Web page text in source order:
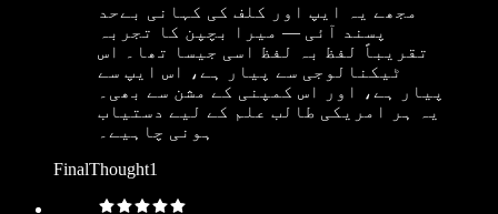
مجھے یہ ایپ اور کلف کی کہانی بےحد
پسند آئی — میرا بچپن کا تجربہ
تقریباً لفظ بہ لفظ اسی جیسا تھا۔ اس
ٹیکنالوجی سے پیار ہے، اس ایپ سے
پیار ہے، اور اس کمپنی کے مشن سے بھی۔
یہ ہر امریکی طالب علم کے لیے دستیاب
ہونی چاہیے۔
FinalThought1